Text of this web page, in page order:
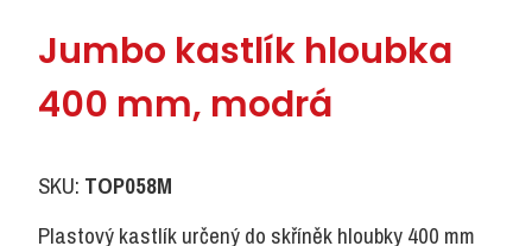
Jumbo kastlík hloubka
400 mm, modrá
SKU: TOP058M
Plastový kastlík určený do skříněk hloubky 400 mm